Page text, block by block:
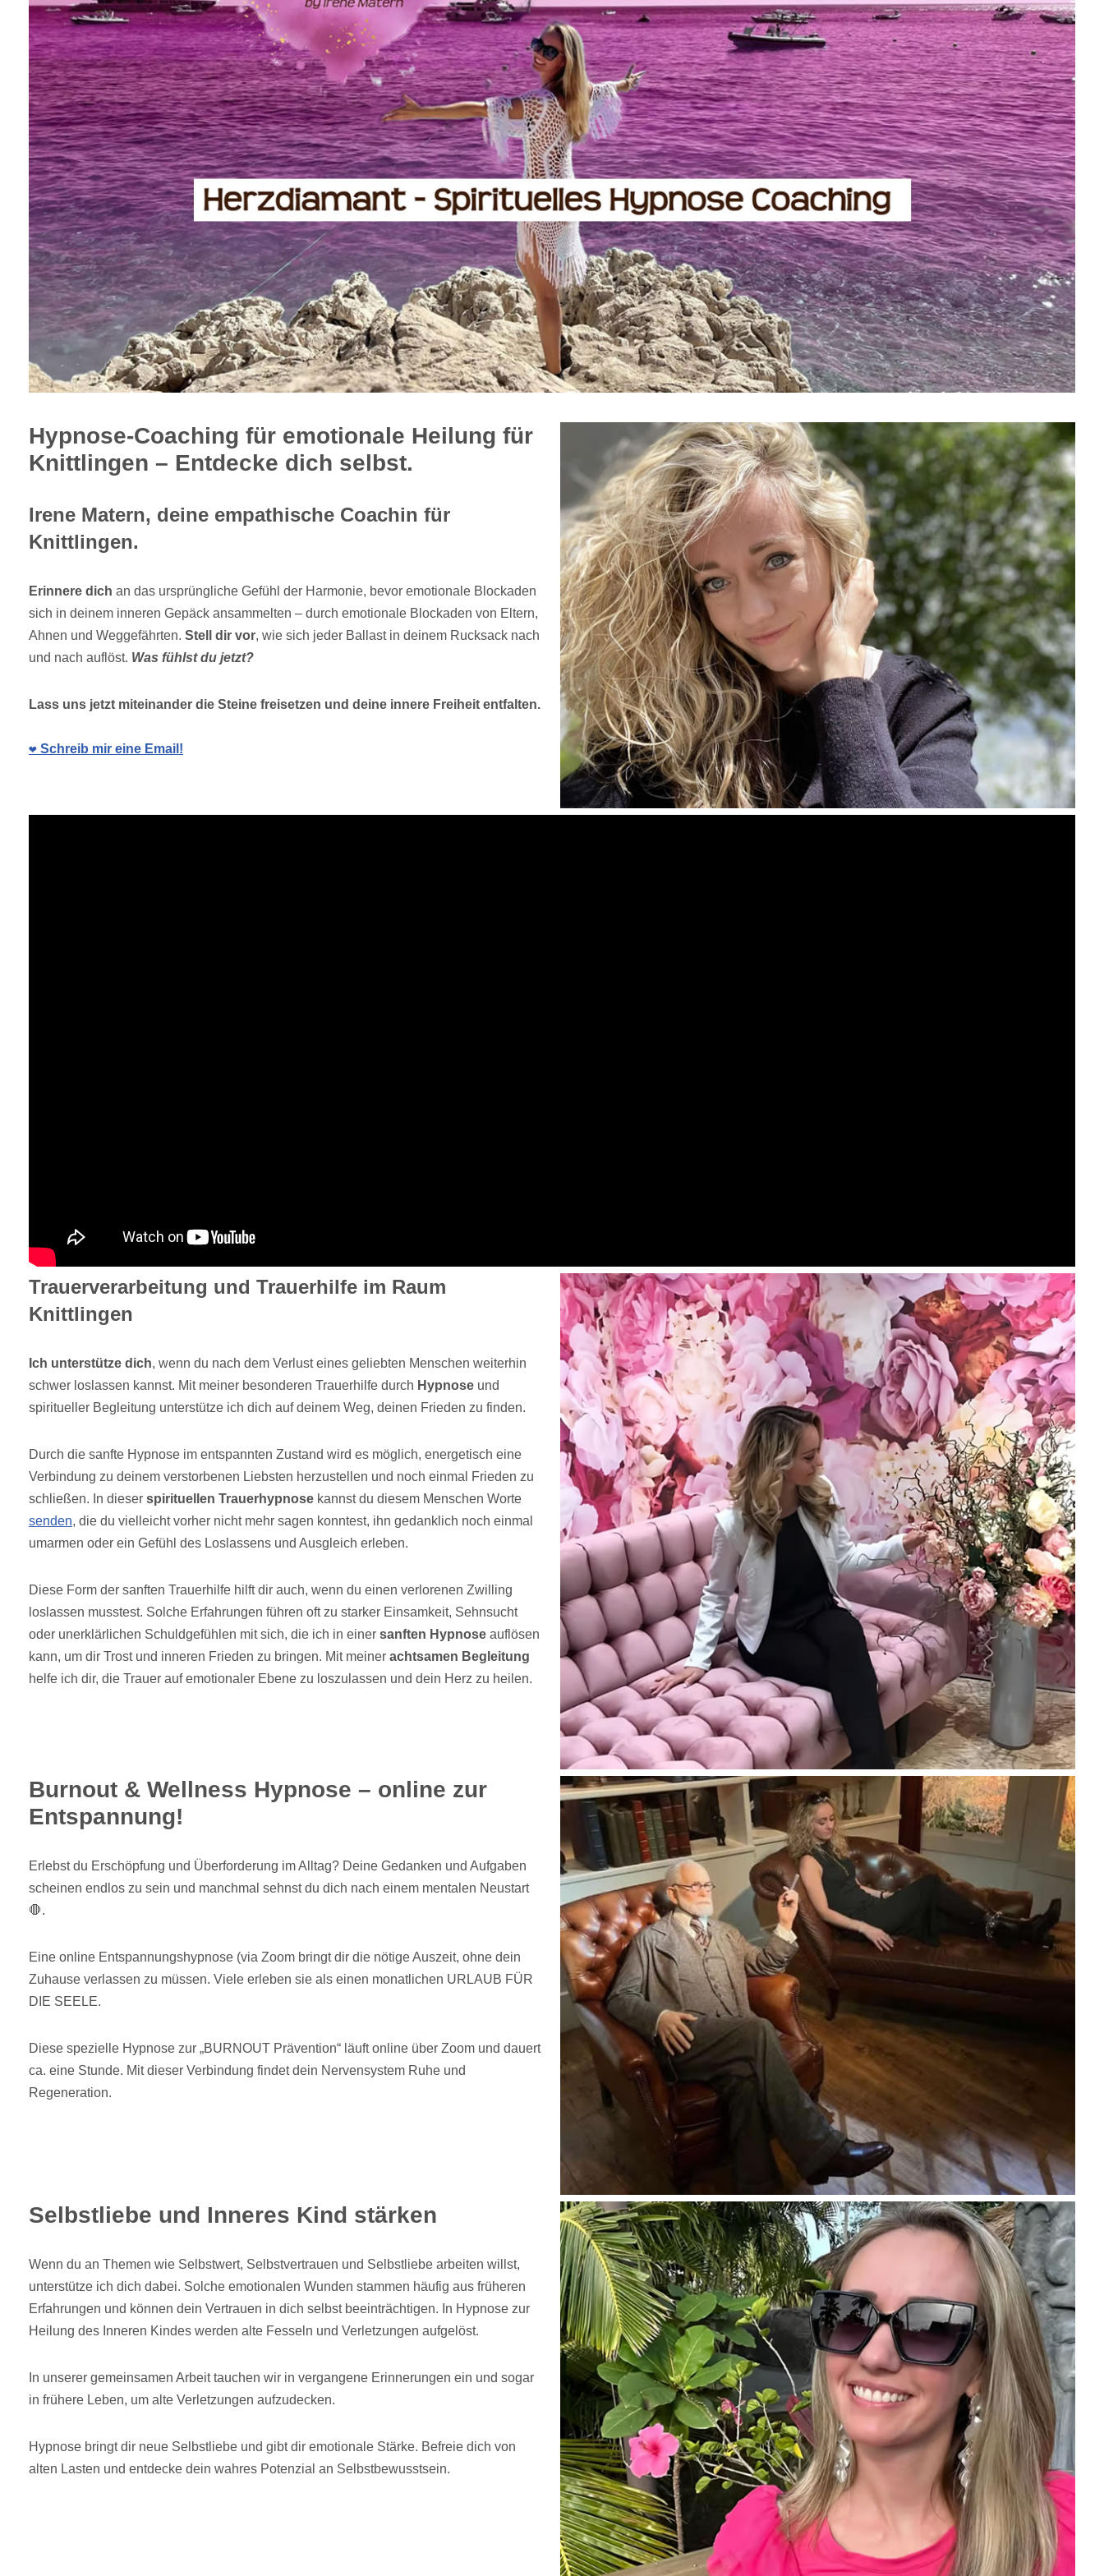
Hypnose-Coaching für emotionale Heilung für
Knittlingen – Entdecke dich selbst.
Irene Matern, deine empathische Coachin für
Knittlingen.
Erinnere dich an das ursprüngliche Gefühl der Harmonie, bevor emotionale Blockaden
sich in deinem inneren Gepäck ansammelten – durch emotionale Blockaden von Eltern,
Ahnen und Weggefährten. Stell dir vor, wie sich jeder Ballast in deinem Rucksack nach
und nach auflöst. Was fühlst du jetzt?
Lass uns jetzt miteinander die Steine freisetzen und deine innere Freiheit entfalten.
❤️ Schreib mir eine Email!
Trauerverarbeitung und Trauerhilfe im Raum
Knittlingen
Ich unterstütze dich, wenn du nach dem Verlust eines geliebten Menschen weiterhin
schwer loslassen kannst. Mit meiner besonderen Trauerhilfe durch Hypnose und
spiritueller Begleitung unterstütze ich dich auf deinem Weg, deinen Frieden zu finden.
Durch die sanfte Hypnose im entspannten Zustand wird es möglich, energetisch eine
Verbindung zu deinem verstorbenen Liebsten herzustellen und noch einmal Frieden zu
schließen. In dieser spirituellen Trauerhypnose kannst du diesem Menschen Worte
senden, die du vielleicht vorher nicht mehr sagen konntest, ihn gedanklich noch einmal
umarmen oder ein Gefühl des Loslassens und Ausgleich erleben.
Diese Form der sanften Trauerhilfe hilft dir auch, wenn du einen verlorenen Zwilling
loslassen musstest. Solche Erfahrungen führen oft zu starker Einsamkeit, Sehnsucht
oder unerklärlichen Schuldgefühlen mit sich, die ich in einer sanften Hypnose auflösen
kann, um dir Trost und inneren Frieden zu bringen. Mit meiner achtsamen Begleitung
helfe ich dir, die Trauer auf emotionaler Ebene zu loszulassen und dein Herz zu heilen.
Burnout & Wellness Hypnose – online zur
Entspannung!
Erlebst du Erschöpfung und Überforderung im Alltag? Deine Gedanken und Aufgaben
scheinen endlos zu sein und manchmal sehnst du dich nach einem mentalen Neustart
🛑.
Eine online Entspannungshypnose (via Zoom bringt dir die nötige Auszeit, ohne dein
Zuhause verlassen zu müssen. Viele erleben sie als einen monatlichen URLAUB FÜR
DIE SEELE.
Diese spezielle Hypnose zur „BURNOUT Prävention“ läuft online über Zoom und dauert
ca. eine Stunde. Mit dieser Verbindung findet dein Nervensystem Ruhe und
Regeneration.
Selbstliebe und Inneres Kind stärken
Wenn du an Themen wie Selbstwert, Selbstvertrauen und Selbstliebe arbeiten willst,
unterstütze ich dich dabei. Solche emotionalen Wunden stammen häufig aus früheren
Erfahrungen und können dein Vertrauen in dich selbst beeinträchtigen. In Hypnose zur
Heilung des Inneren Kindes werden alte Fesseln und Verletzungen aufgelöst.
In unserer gemeinsamen Arbeit tauchen wir in vergangene Erinnerungen ein und sogar
in frühere Leben, um alte Verletzungen aufzudecken.
Hypnose bringt dir neue Selbstliebe und gibt dir emotionale Stärke. Befreie dich von
alten Lasten und entdecke dein wahres Potenzial an Selbstbewusstsein.